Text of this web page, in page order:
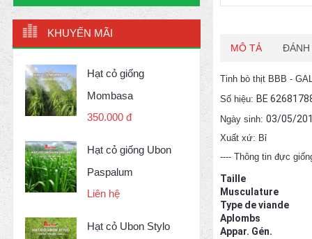
KHUYẾN MÃI
Hạt cỏ giống
Mombasa
350.000 đ
Hạt cỏ giống Ubon
Paspalum
Liên hệ
Hạt cỏ Ubon Stylo
MÔ TẢ ĐÁNH
Tinh bò thịt BBB -
Số hiệu: BE
Ngày sinh: 03/05/
Xuất xứ: Bỉ
---- Thông tin đực
Taille
Musculature
Type de viande
Aplombs
Appar. Gén.